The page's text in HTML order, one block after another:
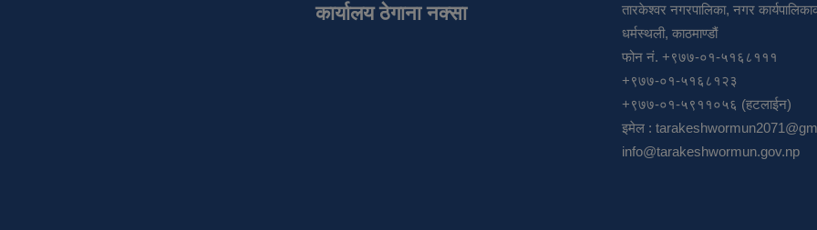
कार्यालय ठेगाना नक्सा
तारकेश्वर नगरपालिका, नगर
धर्मस्थली, काठमाण्डौं
फोन नं. +९७७-०१-५१६८१११
+९७७-०१-५१६८१२३
+९७७-०१-५९११०५६ (हटलाईन)
इमेल :
info@tarakeshwormun.gov.np